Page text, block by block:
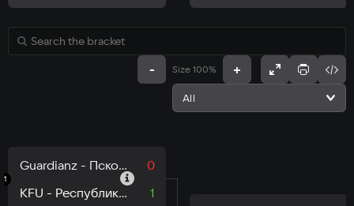
- Size 100% +
All
1
Guardianz - Псковская область
0
KFU - Республика Татарстан
1